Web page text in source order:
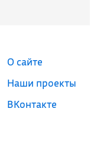
О сайте
Наши проекты
ВКонтакте